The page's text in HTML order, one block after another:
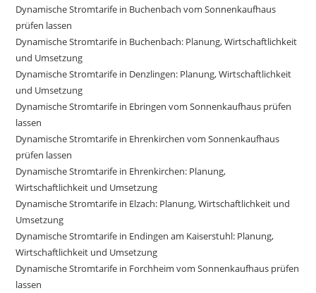
Dynamische Stromtarife in Buchenbach vom Sonnenkaufhaus
prüfen lassen
Dynamische Stromtarife in Buchenbach: Planung, Wirtschaftlichkeit
und Umsetzung
Dynamische Stromtarife in Denzlingen: Planung, Wirtschaftlichkeit
und Umsetzung
Dynamische Stromtarife in Ebringen vom Sonnenkaufhaus prüfen
lassen
Dynamische Stromtarife in Ehrenkirchen vom Sonnenkaufhaus
prüfen lassen
Dynamische Stromtarife in Ehrenkirchen: Planung,
Wirtschaftlichkeit und Umsetzung
Dynamische Stromtarife in Elzach: Planung, Wirtschaftlichkeit und
Umsetzung
Dynamische Stromtarife in Endingen am Kaiserstuhl: Planung,
Wirtschaftlichkeit und Umsetzung
Dynamische Stromtarife in Forchheim vom Sonnenkaufhaus prüfen
lassen